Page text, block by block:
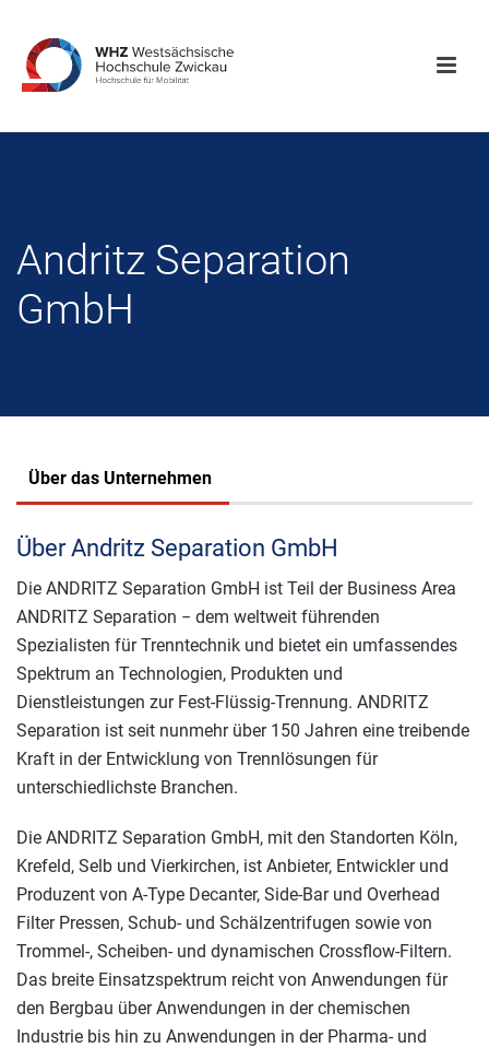
Andritz Separation
GmbH
Über das Unternehmen
Über Andritz Separation GmbH
Die ANDRITZ Separation GmbH ist Teil der Business Area
ANDRITZ Separation − dem weltweit führenden
Spezialisten für Trenntechnik und bietet ein umfassendes
Spektrum an Technologien, Produkten und
Dienstleistungen zur Fest-Flüssig-Trennung. ANDRITZ
Separation ist seit nunmehr über 150 Jahren eine treibende
Kraft in der Entwicklung von Trennlösungen für
unterschiedlichste Branchen.
Die ANDRITZ Separation GmbH, mit den Standorten Köln,
Krefeld, Selb und Vierkirchen, ist Anbieter, Entwickler und
Produzent von A-Type Decanter, Side-Bar und Overhead
Filter Pressen, Schub- und Schälzentrifugen sowie von
Trommel-, Scheiben- und dynamischen Crossflow-Filtern.
Das breite Einsatzspektrum reicht von Anwendungen für
den Bergbau über Anwendungen in der chemischen
Industrie bis hin zu Anwendungen in der Pharma- und